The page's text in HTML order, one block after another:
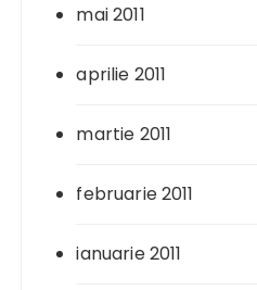
mai 2011
aprilie 2011
martie 2011
februarie 2011
ianuarie 2011